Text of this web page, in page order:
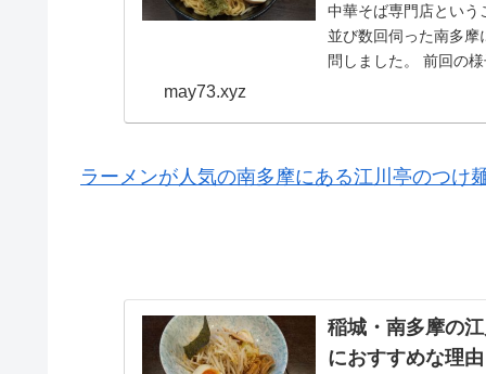
中華そば専門店という
並び数回伺った南多
問しました。 前回の
may73.xyz
ラーメンが人気の南多摩にある江川亭のつけ
稲城・南多摩の
におすすめな理由